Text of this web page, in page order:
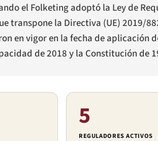
el Folketing adoptó la Ley de
transpone la Directiva (UE) 2019/
en vigor en la fecha de aplicación
de 2018 y la Constitución de
5
REGULADORES ACTIVOS